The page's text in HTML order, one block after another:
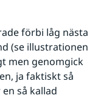
förbi låg nästa
(se illustrationen
men genomgick
ja faktiskt så
så kallad